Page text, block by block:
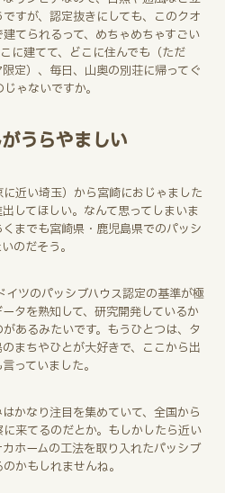
すが、認定抜きにしても、このクオ
てられるって、めちゃめちゃすごい
に建てて、どこに住んでも（ただ
定）、毎日、山奥の別荘に帰ってぐ
ゃないですか。
うらやましい
近い埼玉）から宮崎におじゃました
してほしい。なんて思ってしまいま
までも宮崎県・鹿児島県でのパッシ
のだそう。
イツのパッシブハウス認定の基準が極
タを熟知して、研究開発しているか
あるみたいです。もうひとつは、タ
まちやひとが大好きで、ここから出
っていました。
かなり注目を集めていて、全国から
来てるのだとか。もしかしたら近い
ホームの工法を取り入れたパッシブ
かもしれませんね。